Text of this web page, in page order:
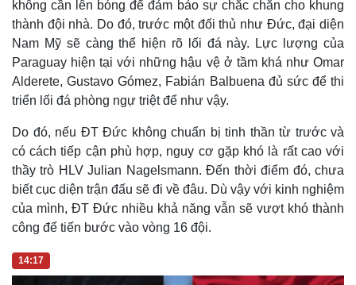
Nam Mỹ sẽ càng thể hiện rõ lối đá này. Lực lượng của
Paraguay hiện tại với những hậu vệ ở tầm khá như Omar
Alderete, Gustavo Gómez, Fabián Balbuena đủ sức để thi
triển lối đá phòng ngự triệt để như vậy.
Do đó, nếu ĐT Đức không chuẩn bị tinh thần từ trước và
có cách tiếp cận phù hợp, nguy cơ gặp khó là rất cao với
thầy trò HLV Julian Nagelsmann. Đến thời điểm đó, chưa
biết cục diện trận đấu sẽ đi về đâu. Dù vậy với kinh nghiệm
của mình, ĐT Đức nhiều khả năng vẫn sẽ vượt khó thành
công để tiến bước vào vòng 16 đội.
14:17